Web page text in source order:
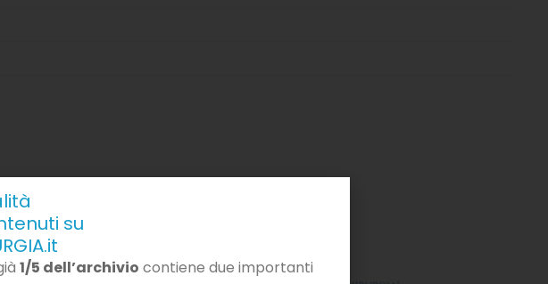
su
1/5 dell’archivio contiene due importanti